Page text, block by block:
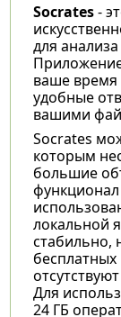
Socrates-
для
ваше время
удобные
вашими
Socrates
которым
большие
локальной
стабильно,
Для
24 ГБ